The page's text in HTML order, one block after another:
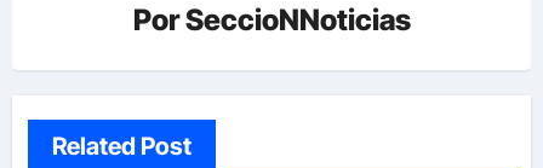
PorSeccioNNoticias
Related Post